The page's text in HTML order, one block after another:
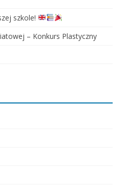
szkole!
– Konkurs Plastyczny